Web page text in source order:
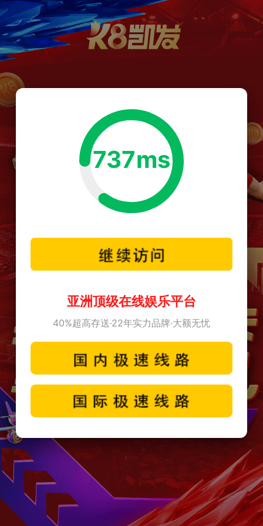
737ms
亚洲顶级在线娱乐平台
40%超高存送·22年实力品牌·大额无忧